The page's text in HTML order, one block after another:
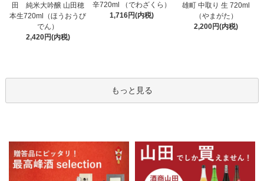
田 純米大吟醸 山田穂
本生720ml（ほうおうび
でん）
2,420円(内税)
辛720ml （でわざくら）
1,716円(内税)
雄町 中取り 生 720ml
（やまがた）
2,200円(内税)
もっと見る